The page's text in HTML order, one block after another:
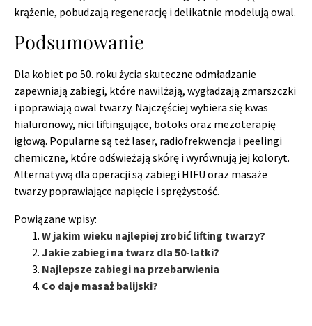
krążenie, pobudzają regenerację i delikatnie modelują owal.
Podsumowanie
Dla kobiet po 50. roku życia skuteczne odmładzanie
zapewniają zabiegi, które nawilżają, wygładzają zmarszczki
i poprawiają owal twarzy. Najczęściej wybiera się kwas
hialuronowy, nici liftingujące, botoks oraz mezoterapię
igłową. Popularne są też laser, radiofrekwencja i peelingi
chemiczne, które odświeżają skórę i wyrównują jej koloryt.
Alternatywą dla operacji są zabiegi HIFU oraz masaże
twarzy poprawiające napięcie i sprężystość.
Powiązane wpisy:
W jakim wieku najlepiej zrobić lifting twarzy?
Jakie zabiegi na twarz dla 50-latki?
Najlepsze zabiegi na przebarwienia
Co daje masaż balijski?